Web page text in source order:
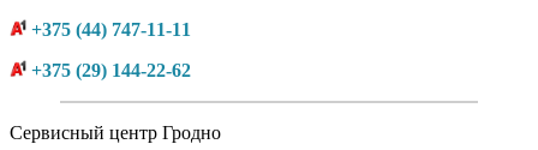
+375 (44) 747-11-11
+375 (29) 144-22-62
Сервисный центр Гродно